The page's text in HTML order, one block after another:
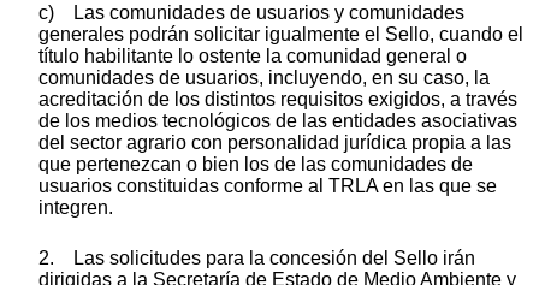
c) Las comunidades de usuarios y comunidades
generales podrán solicitar igualmente el Sello, cuando el
título habilitante lo ostente la comunidad general o
comunidades de usuarios, incluyendo, en su caso, la
acreditación de los distintos requisitos exigidos, a través
de los medios tecnológicos de las entidades asociativas
del sector agrario con personalidad jurídica propia a las
que pertenezcan o bien los de las comunidades de
usuarios constituidas conforme al TRLA en las que se
integren.
2. Las solicitudes para la concesión del Sello irán
dirigidas a la Secretaría de Estado de Medio Ambiente y